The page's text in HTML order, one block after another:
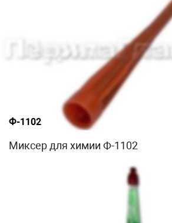
Ф-1102
Миксер для химии Ф-1102